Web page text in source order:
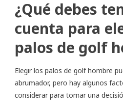
¿Qué debes
cuenta para
palos de golf
Elegir los palos de golf hombre
abrumador, pero hay algunos
considerar para tomar una